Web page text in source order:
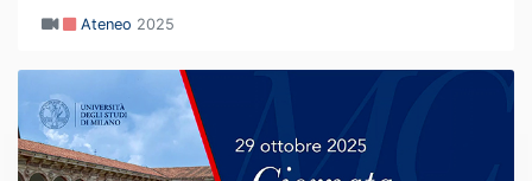
Ateneo 2025